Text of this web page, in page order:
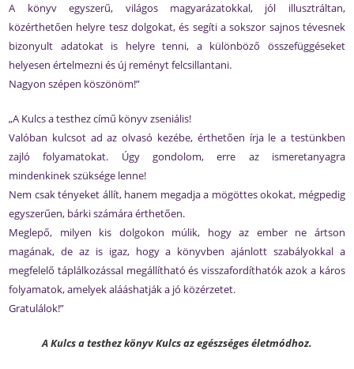
A könyv egyszerű, világos magyarázatokkal, jól illusztráltan,
közérthetően helyre tesz dolgokat, és segíti a sokszor sajnos tévesnek
bizonyult adatokat is helyre tenni, a különböző összefüggéseket
helyesen értelmezni és új reményt felcsillantani.
Nagyon szépen köszönöm!”
„A Kulcs a testhez című könyv zseniális!
Valóban kulcsot ad az olvasó kezébe, érthetően írja le a testünkben
zajló folyamatokat. Úgy gondolom, erre az ismeretanyagra
mindenkinek szüksége lenne!
Nem csak tényeket állít, hanem megadja a mögöttes okokat, mégpedig
egyszerűen, bárki számára érthetően.
Meglepő, milyen kis dolgokon múlik, hogy az ember ne ártson
magának, de az is igaz, hogy a könyvben ajánlott szabályokkal a
megfelelő táplálkozással megállítható és visszafordíthatók azok a káros
folyamatok, amelyek alááshatják a jó közérzetet.
Gratulálok!”
A Kulcs a testhez könyv Kulcs az egészséges életmódhoz.